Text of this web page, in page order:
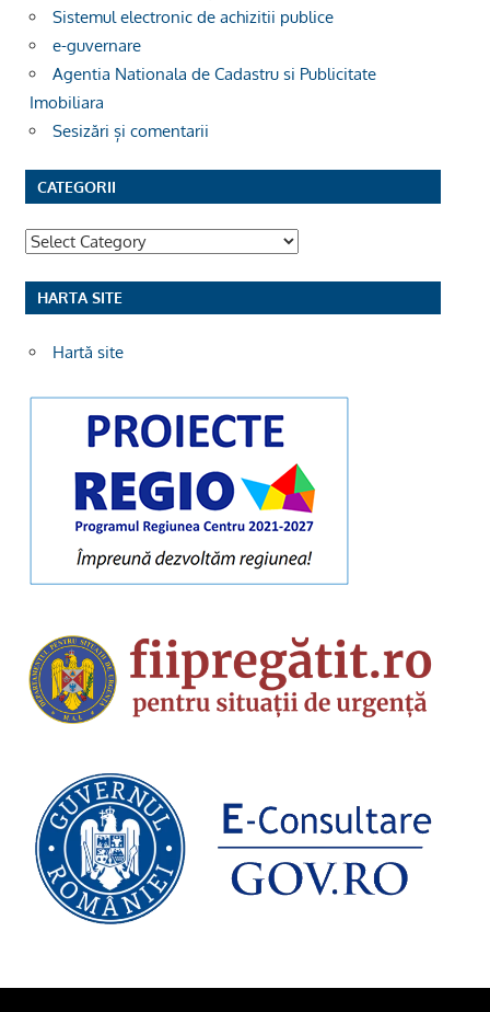
Sistemul electronic de achizitii publice
e-guvernare
Agentia Nationala de Cadastru si Publicitate
Imobiliara
Sesizări și comentarii
CATEGORII
Categorii
HARTA SITE
Hartă site